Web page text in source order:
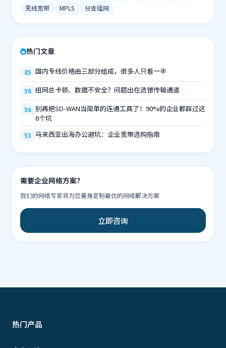
无线宽带
MPLS 分支组网
热门文章
85 国内专线价格由三部分组成，很多人只看一半
56 组网总卡顿、数据不安全？问题出在选错传输通道
56 别再把SD-WAN当简单的连通工具了！90%的企业都踩过这
6个坑
53 马来西亚出海办公避坑：企业宽带选购指南
需要企业网络方案？
我们的网络专家将为您量身定制最优的网络解决方案
立即咨询
热门产品